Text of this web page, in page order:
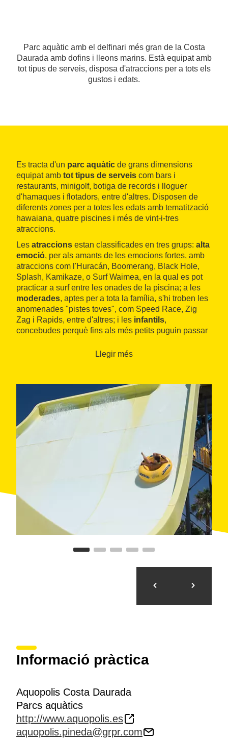
Parc aquàtic amb el delfinari més gran de la Costa
Daurada amb dofins i lleons marins. Està equipat amb
tot tipus de serveis, disposa d'atraccions per a tots els
gustos i edats.
Es tracta d'un parc aquàtic de grans dimensions
equipat amb tot tipus de serveis com bars i
restaurants, minigolf, botiga de records i lloguer
d'hamaques i flotadors, entre d'altres. Disposen de
diferents zones per a totes les edats amb tematització
hawaiana, quatre piscines i més de vint-i-tres
atraccions.
Les atraccions estan classificades en tres grups: alta
emoció, per als amants de les emocions fortes, amb
atraccions com l'Huracán, Boomerang, Black Hole,
Splash, Kamikaze, o Surf Waimea, en la qual es pot
practicar a surf entre les onades de la piscina; a les
moderades, aptes per a tota la família, s'hi troben les
anomenades "pistes toves", com Speed Race, Zig
Zag i Rapids, entre d'altres; i les infantils,
concebudes perquè fins als més petits puguin passar
disposa de quatre mil metres
Compta amb àrees exclusives com la Funny jungle o
el Mini park, amb atraccions a la seva mida.
A més, el parc ofereix un
gran spa extrerior
de 450
metres quadrats per relaxar-se amb les cascades i
jacuzzis. També disposa d'una platja de sorra natural,
just al costat de les
per a que
Un dels al·licients del parc és el
delfinari, el més gran
de la província de Tarragona, que es dedica a donar a
conèixer el fascinant món dels dofins. Organitzen
presentacions diàries dels dofins i els lleons marins,
així com sessions de visites reduïdes en les quals es
pot interactuar amb els simpàtics animals.
Llegir més
Informació pràctica
Aquopolis Costa Daurada
Parcs aquàtics
http://www.aquopolis.es
aquopolis.pineda@grpr.com